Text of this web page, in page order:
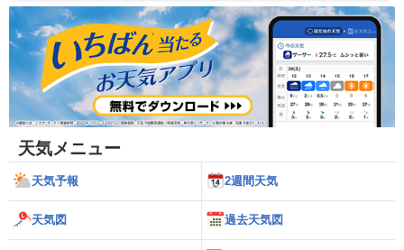
天気メニュー
天気予報 2週間天気
天気図 過去天気図